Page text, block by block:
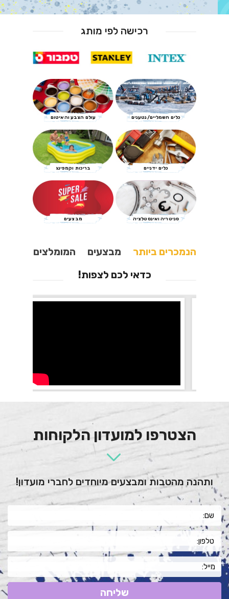
רכישה לפי מותג
מבצעים סניטריה ואינסטלציה
כלים ידניים בריכות וקמפינג
עולם הצבע והאיטום כלים חשמליים/נטענים
הנמכרים ביותר מבצעים
המומלצים
כדאי לכם לצפות!
הצטרפו למועדון הלקוחות
ותהנה מהטבות ומבצעים מיוחדים לחברי מועדון!
שליחה